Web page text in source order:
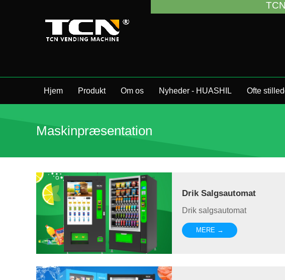
Hjem Produkt Om os Nyheder - HUASHIL Ofte
Maskinpræsentation
Drik Salgsautomat
Drik salgsautomat
MERE →
TCN